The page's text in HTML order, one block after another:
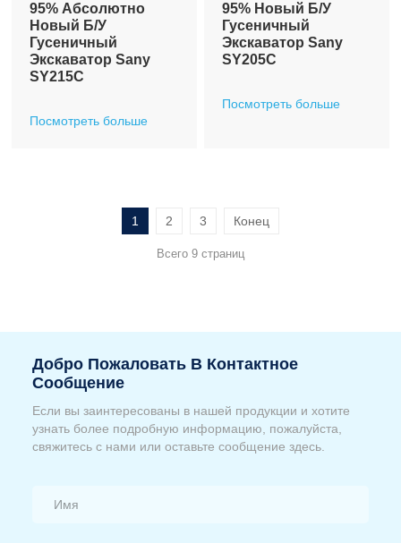
95% Абсолютно
Новый Б/у
Гусеничный
Экскаватор Sany
SY215C
Посмотреть больше
95% Новый Б/у
Гусеничный
Экскаватор Sany
SY205C
Посмотреть больше
1 2 3 Конец
Всего 9 страниц
Добро Пожаловать В Контактное
Сообщение
Если вы заинтересованы в нашей продукции и хотите
узнать более подробную информацию, пожалуйста,
свяжитесь с нами или оставьте сообщение здесь.